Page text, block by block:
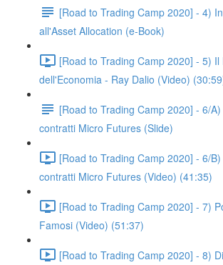
[Road to Trading Camp 2020] - 4)
all'Asset Allocation (e-Book)
[Road to Trading Camp 2020] - 5)
dell'Economia - Ray Dalio (Video)
[Road to Trading Camp 2020] - 6/
contratti Micro Futures (Slide)
[Road to Trading Camp 2020] - 6/
contratti Micro Futures (Video) (41:35)
[Road to Trading Camp 2020] - 7)
Famosi (Video) (51:37)
[Road to Trading Camp 2020] - 8)